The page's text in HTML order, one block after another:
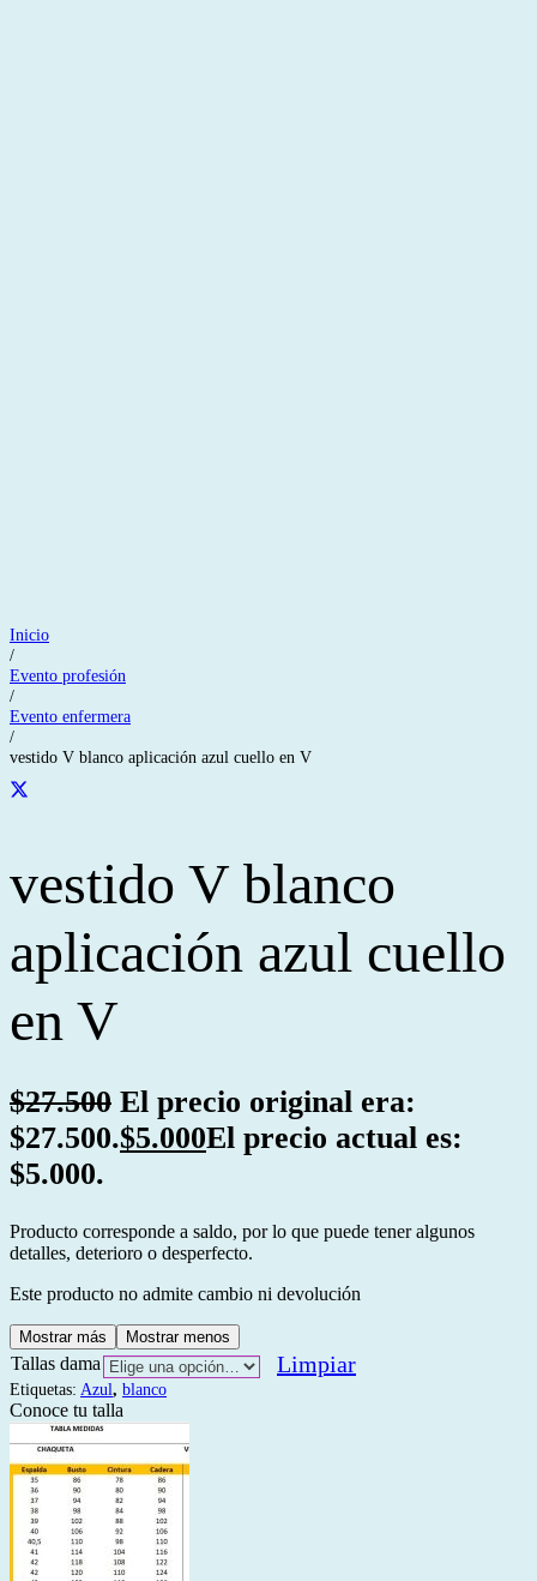
Inicio
/
Evento profesión
/
Evento enfermera
/
vestido V blanco aplicación azul cuello en V
vestido V blanco
aplicación azul cuello
en V
$27.500 El precio original era:
$27.500.$5.000El precio actual es:
$5.000.
Producto corresponde a saldo, por lo que puede tener algunos
detalles, deterioro o desperfecto.
Este producto no admite cambio ni devolución
Mostrar más Mostrar menos
Tallas dama Limpiar
Etiquetas: Azul, blanco
Conoce tu talla